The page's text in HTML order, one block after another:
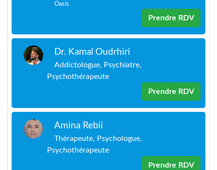
Oasis
Prendre RDV
Dr. Kamal Oudrhiri
Addictologue, Psychiatre,
Psychothérapeute
Prendre RDV
Amina Rebii
Thérapeute, Psychologue,
Psychothérapeute
Prendre RDV